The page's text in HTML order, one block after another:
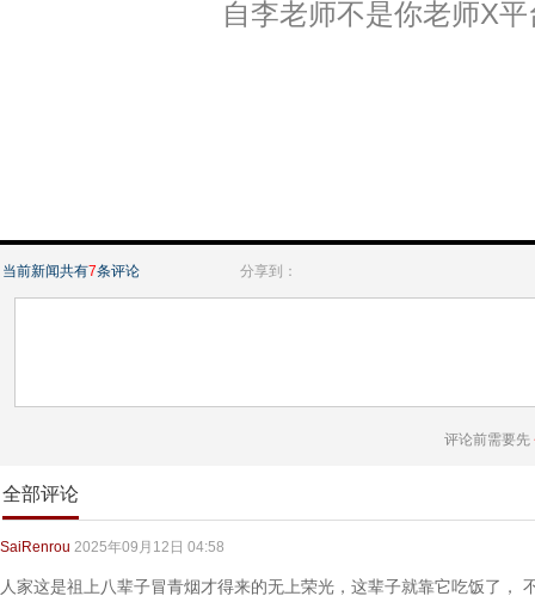
自李老师不是你老师X平
当前新闻共有7条评论 分享到：
评论前需要先
全部评论
SaiRenrou 2025年09月12日 04:58
人家这是祖上八辈子冒青烟才得来的无上荣光，这辈子就靠它吃饭了，